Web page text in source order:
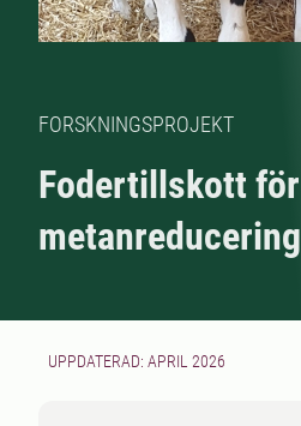
FORSKNINGSPROJEKT
Fodertillskott för
metanreducering
UPPDATERAD: APRIL 2026